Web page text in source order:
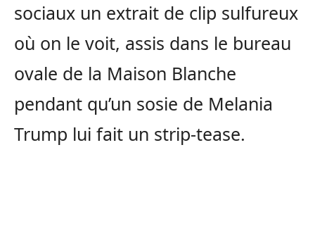
sociaux un extrait de clip sulfureux
où on le voit, assis dans le bureau
ovale de la Maison Blanche
pendant qu’un sosie de Melania
Trump lui fait un strip-tease.